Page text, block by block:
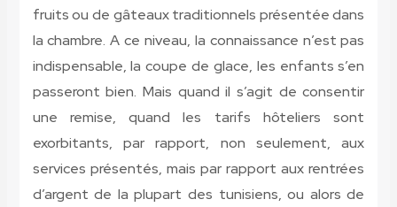
fruits ou de gâteaux traditionnels présentée dans
la chambre. A ce niveau, la connaissance n’est pas
indispensable, la coupe de glace, les enfants s’en
passeront bien. Mais quand il s’agit de consentir
une remise, quand les tarifs hôteliers sont
exorbitants, par rapport, non seulement, aux
services présentés, mais par rapport aux rentrées
d’argent de la plupart des tunisiens, ou alors de